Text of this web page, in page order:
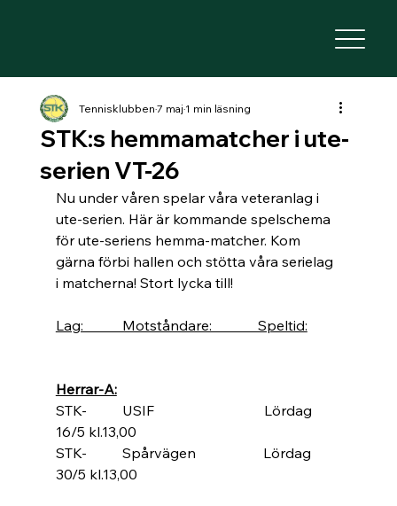
STK:s hemmamatcher i ute-
serien VT-26
Tennisklubben7 maj1 min läsning
Nu under våren spelar våra veteranlag i
ute-serien. Här är kommande spelschema
för ute-seriens hemma-matcher. Kom
gärna förbi hallen och stötta våra serielag
i matcherna! Stort lycka till!
Lag:           Motståndare:             Speltid:
Herrar-A:
STK-          USIF                               Lördag
16/5 kl.13,00
STK-          Spårvägen                   Lördag
30/5 kl.13,00